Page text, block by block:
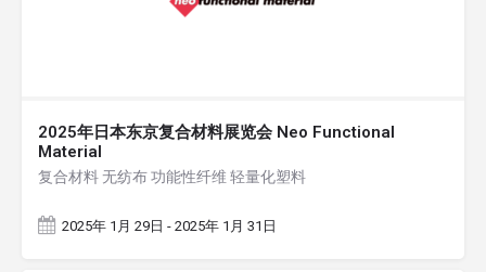
2025年日本东京复合材料展览会 Neo Functional
Material
复合材料 无纺布 功能性纤维 轻量化塑料
2025年 1月 29日 - 2025年 1月 31日